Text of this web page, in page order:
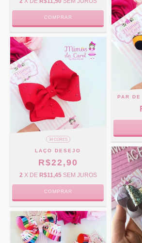
COMPRAR
34 CORES
LAÇO DESEJO
R$22,90
2 X DE R$11,45 SEM JUROS
COMPRAR
PAR